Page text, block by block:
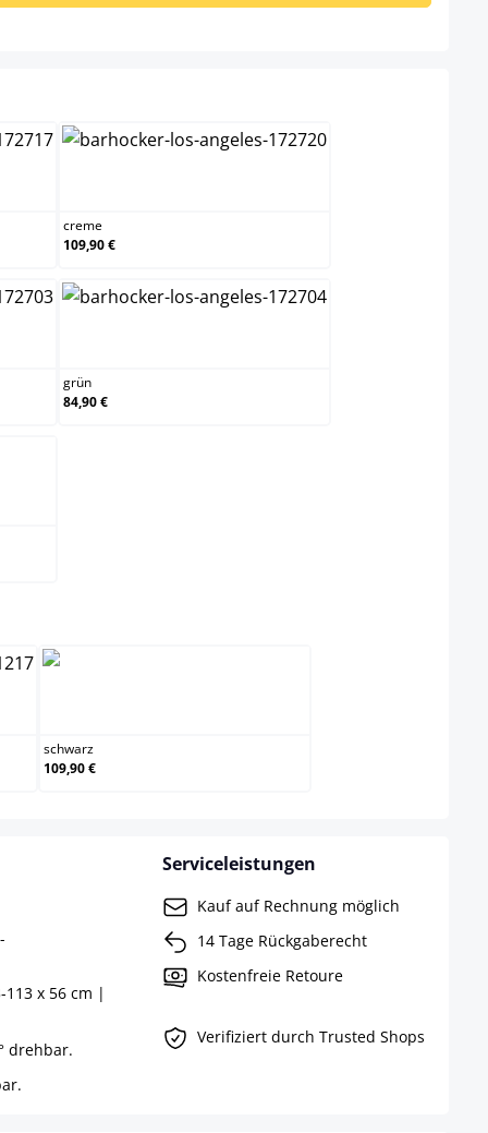
creme
109,90 €
grün
84,90 €
schwarz
109,90 €
113 x 56 cm |
drehbar.
Serviceleistungen
Kauf auf Rechnung möglich
14 Tage Rückgaberecht
Kostenfreie Retoure
Verifiziert durch Trusted Shops